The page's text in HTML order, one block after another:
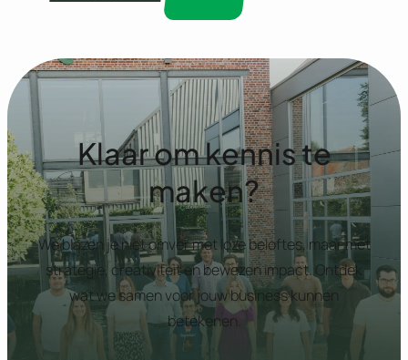
Klaar om kennis te
maken?
We blazen je niet omver met loze beloftes, maar met
strategie, creativiteit en bewezen impact. Ontdek
wat we samen voor jouw business kunnen
betekenen.